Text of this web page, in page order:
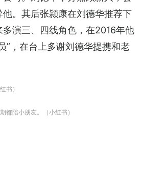
。其后张颕康在刘德华推荐下
演三、四线角色，在2016年他
”，在台上多谢刘德华提携和老
书）
都陪小朋友。（小红书）